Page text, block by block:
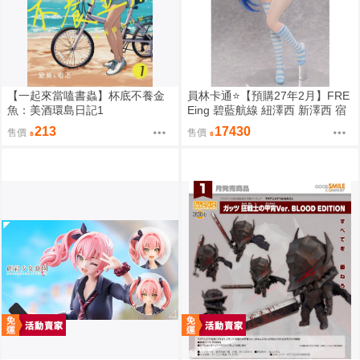
【一起來當嗑書蟲】杯底不養金
魚：美酒環島日記1
售價 213
員林卡通⭐️【預購27年2月】FRE
Eing 碧藍航線 紐澤西 新澤西 宿
舍計劃Ver. 1/3 0917
售價 17430